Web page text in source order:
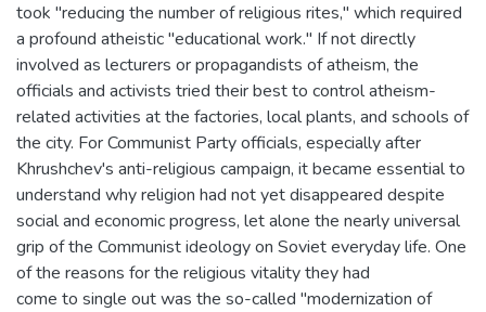
took "reducing the number of religious rites," which required
a profound atheistic "educational work." If not directly
involved as lecturers or propagandists of atheism, the
officials and activists tried their best to control atheism-
related activities at the factories, local plants, and schools of
the city. For Communist Party officials, especially after
Khrushchev's anti-religious campaign, it became essential to
understand why religion had not yet disappeared despite
social and economic progress, let alone the nearly universal
grip of the Communist ideology on Soviet everyday life. One
of the reasons for the religious vitality they had
come to single out was the so-called "modernization of